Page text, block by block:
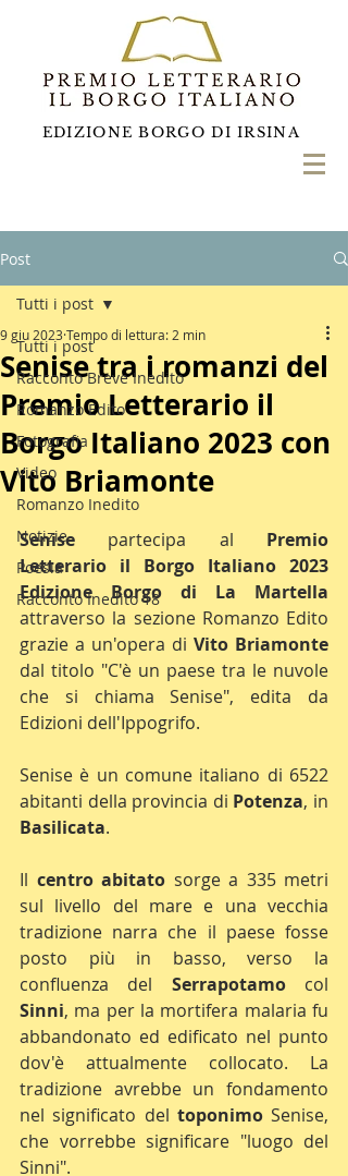
EDIZIONE BORGO DI IRSINA
Post
Tutti i post
Racconto Breve Inedito
Romanzo Edito
Fotografia
Video
Romanzo Inedito
Notizie
Poesia
Racconto Inedito 18
Tutti i post
Senise tra i romanzi del
Premio Letterario il
Borgo Italiano 2023 con
Vito Briamonte
9 giu 2023 Tempo di lettura: 2 min
Senise partecipa al Premio
Letterario il Borgo Italiano 2023
Edizione Borgo di La Martella
attraverso la sezione Romanzo Edito
grazie a un'opera di Vito Briamonte
dal titolo "C'è un paese tra le nuvole
che si chiama Senise", edita da
Edizioni dell'Ippogrifo.
Senise è un comune italiano di 6522
abitanti della provincia di Potenza
Basilicata.
Il centro abitato sorge a 335 metri
sul livello del mare e una vecchia
tradizione narra che il paese fosse
posto più in basso, verso la
confluenza del Serrapotamo
Sinni, ma per la mortifera malaria fu
abbandonato ed edificato nel punto
dov'è attualmente collocato. La
tradizione avrebbe un fondamento
nel significato del toponimo Senise,
che vorrebbe significare "luogo del
Sinni".